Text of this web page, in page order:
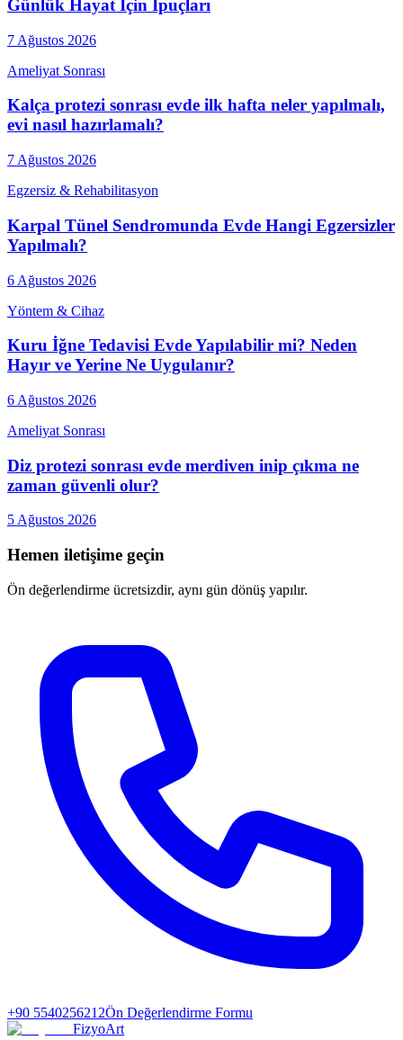
Günlük Hayat İçin İpuçları
7 Ağustos 2026
Ameliyat Sonrası
Kalça protezi sonrası evde ilk hafta neler yapılmalı,
evi nasıl hazırlamalı?
7 Ağustos 2026
Egzersiz & Rehabilitasyon
Karpal Tünel Sendromunda Evde Hangi Egzersizler
Yapılmalı?
6 Ağustos 2026
Yöntem & Cihaz
Kuru İğne Tedavisi Evde Yapılabilir mi? Neden
Hayır ve Yerine Ne Uygulanır?
6 Ağustos 2026
Ameliyat Sonrası
Diz protezi sonrası evde merdiven inip çıkma ne
zaman güvenli olur?
5 Ağustos 2026
Hemen iletişime geçin
Ön değerlendirme ücretsizdir, aynı gün dönüş yapılır.
+90 5540256212Ön Değerlendirme Formu
FizyoArt